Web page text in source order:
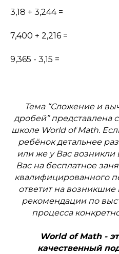
3,18 + 3,244 =
7,400 + 2,216 =
9,365 - 3,15 =
Тема “Сложение и
дробей” представлена
школе World of Math.
ребёнок детальнее
или же у Вас
Вас на бесплатное
квалифицированного
ответит на возникшие
рекомендации по
процесса
World of Math -
качественный